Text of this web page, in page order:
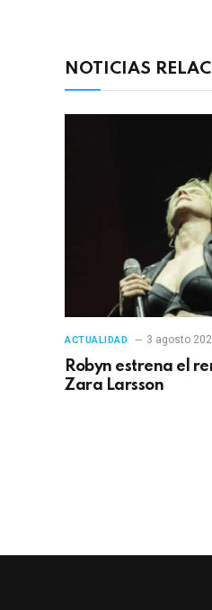
NOTICIAS
ACTUALIDAD 3 agosto
Robyn estrena el
Zara Larsson